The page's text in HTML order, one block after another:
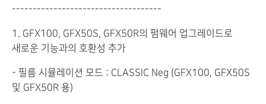
------------------------------------
1. GFX100, GFX50S, GFX50R의 펌웨어 업그레이드로
새로운 기능과의 호환성 추가
- 필름 시뮬레이션 모드 : CLASSIC Neg (GFX100, GFX50S
및 GFX50R 용)